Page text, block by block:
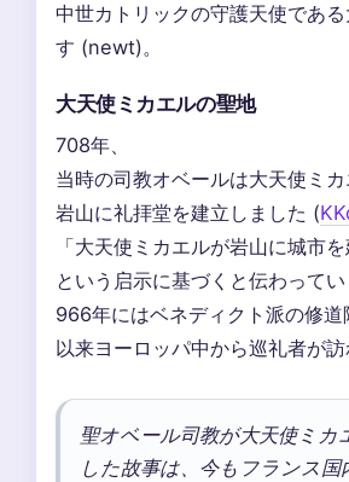
中世カトリックの守護天使であ
す (newt)。
大天使ミカエルの聖地
708年、
当時の司教オベールは大天使ミ
岩山に礼拝堂を建立しました (
「大天使ミカエルが岩山に城市を
という启示に基づくと伝わってい
966年にはベネディクト派の修
以来ヨーロッパ中から巡礼者が
聖オベール司教が大天使ミ
した故事は、今もフランス